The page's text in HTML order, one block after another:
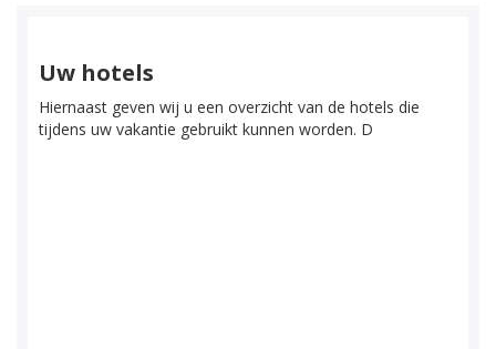
Uw hotels
Hiernaast geven wij u een overzicht van de hotels die
tijdens uw vakantie gebruikt kunnen worden. D